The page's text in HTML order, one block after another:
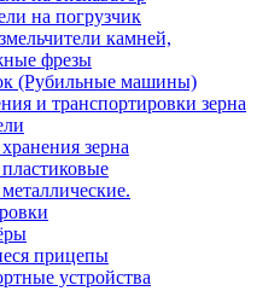
на погрузчик
камней,
фрезы
(Рубильные машины)
и транспортировки зерна
зерна
прицепы
устройства